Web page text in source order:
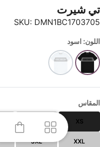
تي شيرت
SKU: DMN1BC1703705
اللون: اسود
المقاس
XS
XXL
3XL